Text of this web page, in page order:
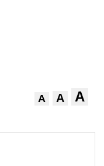
A A A